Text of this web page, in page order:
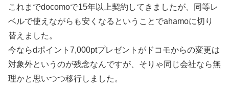
これまでdocomoで15年以上契約してきましたが、同等レ
ベルで使えながらも安くなるということでahamoに切り
替えました。
今ならdポイント7,000ptプレゼントがドコモからの変更は
対象外というのが残念なんですが、そりゃ同じ会社なら無
理かと思いつつ移行しました。